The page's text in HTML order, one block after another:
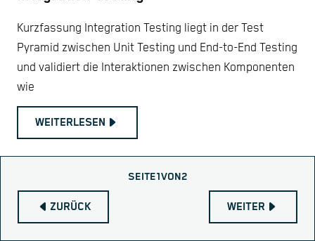
Kurzfassung Integration Testing liegt in der Test
Pyramid zwischen Unit Testing und End-to-End Testing
und validiert die Interaktionen zwischen Komponenten
wie
WEITERLESEN
ZURÜCK
SEITE1VON2
WEITER